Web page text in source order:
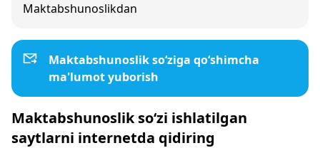
Maktabshunoslikdan
Maktabshunoslik so‘ziga qo‘shimcha
ma'lumot yuborish
Maktabshunoslik so‘zi ishlatilgan
saytlarni internetda qidiring